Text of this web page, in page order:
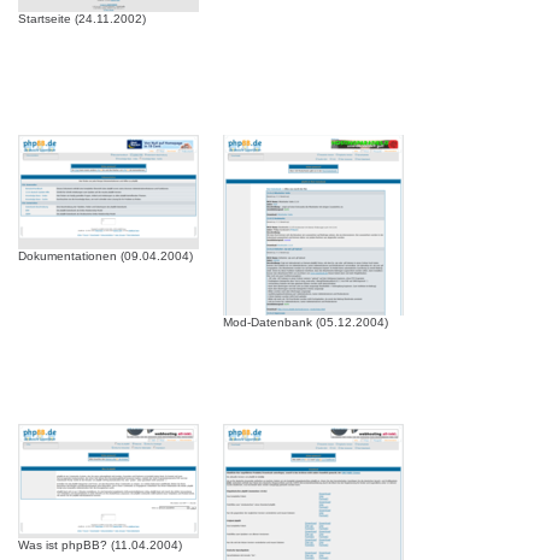
Startseite (24.11.2002)
Dokumentationen (09.04.2004)
Mod-Datenbank (05.12.2004)
Was ist phpBB? (11.04.2004)